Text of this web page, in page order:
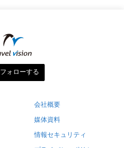
フォローする
会社概要
媒体資料
情報セキュリティ